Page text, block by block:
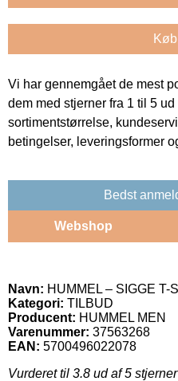
Vi har gennemgået de mest
dem med stjerner fra 1 til 5
sortimentstørrelse,
betingelser, leveringsformer
Bedst
Webshop
Navn: HUMMEL – SIGGE T-
Kategori: TILBUD
Producent: HUMMEL MEN
Varenummer: 37563268
EAN: 5700496022078
Vurderet til 3.8 ud af 5